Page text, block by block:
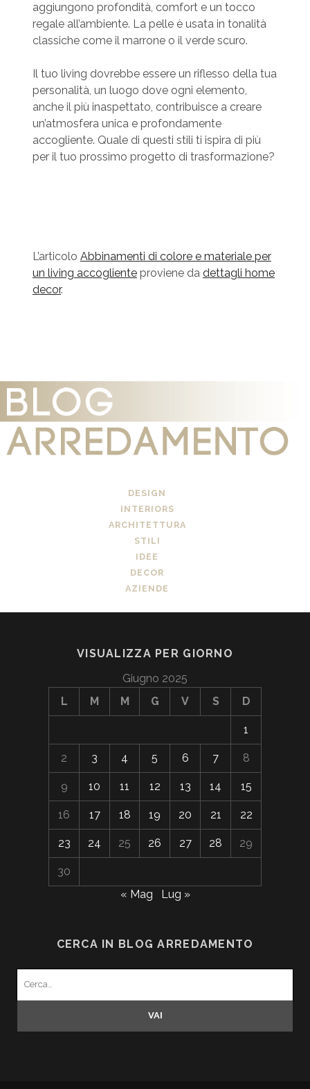
aggiungono profondità, comfort e un tocco
regale all’ambiente. La pelle è usata in tonalità
classiche come il marrone o il verde scuro.
Il tuo living dovrebbe essere un riflesso della tua
personalità, un luogo dove ogni elemento,
anche il più inaspettato, contribuisce a creare
un’atmosfera unica e profondamente
accogliente. Quale di questi stili ti ispira di più
per il tuo prossimo progetto di trasformazione?
L’articolo Abbinamenti di colore e materiale per
un living accoglienteproviene da dettagli home
decor.
DESIGN
INTERIORS
ARCHITETTURA
STILI
IDEE
DECOR
AZIENDE
VISUALIZZA PER GIORNO
Giugno 2025
L
M M G V S D
1
2 3 4 5 6 7 8
9 10 11 12 13 14 15
16 17 18 19 20 21 22
23 24 25 26 27 28 29
30
« Mag
Lug »
CERCA IN BLOG ARREDAMENTO